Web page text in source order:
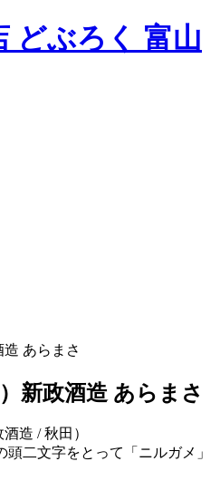
新政酒造 あらまさ
造 / 秋田）
頭二文字をとって「ニルガメ」